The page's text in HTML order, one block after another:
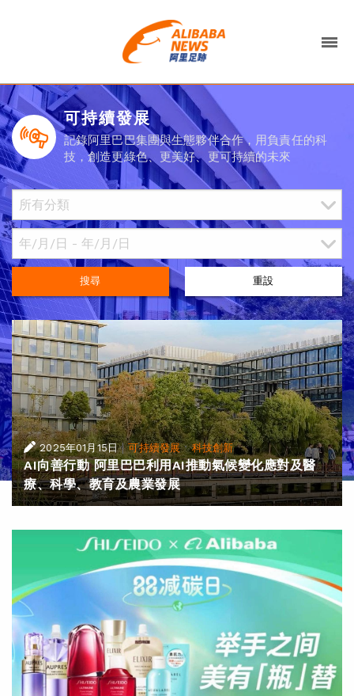
可持續發展
記錄阿里巴巴集團與生態夥伴合作，用負責任的科
技，創造更綠色、更美好、更可持續的未來
搜尋 重設
2025年01月15日 |可持續發展·科技創新
AI向善行動 阿里巴巴利用AI推動氣候變化應對及醫
療、科學、教育及農業發展